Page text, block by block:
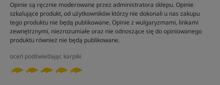
Opinie są ręcznie moderowane przez administratora sklepu. Opinie
szkalujące produkt, od użytkowników którzy nie dokonali u nas zakupu
tego produktu nie będą publikowane. Opinie z wulgaryzmami, linkami
zewnętrznymi, niezrozumiałe oraz nie odnoszące się do opiniowanego
produktu również nie będą publikowane.
oceń podświetlając karpiki